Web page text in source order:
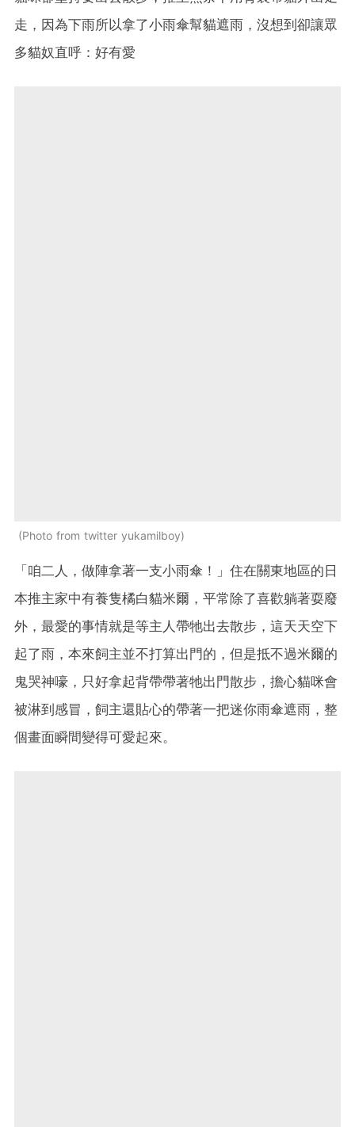
走，因為下雨所以拿了小雨傘幫貓遮雨，沒想到卻讓眾
多貓奴直呼：好有愛
Photo from twitter yukamilboy
「咱二人，做陣拿著一支小雨傘！」住在關東地區的日
本推主家中有養隻橘白貓米爾，平常除了喜歡躺著耍廢
外，最愛的事情就是等主人帶牠出去散步，這天天空下
起了雨，本來飼主並不打算出門的，但是抵不過米爾的
鬼哭神嚎，只好拿起背帶帶著牠出門散步，擔心貓咪會
被淋到感冒，飼主還貼心的帶著一把迷你雨傘遮雨，整
個畫面瞬間變得可愛起來。